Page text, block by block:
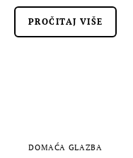
PROČITAJ VIŠE
DOMAĆA GLAZBA